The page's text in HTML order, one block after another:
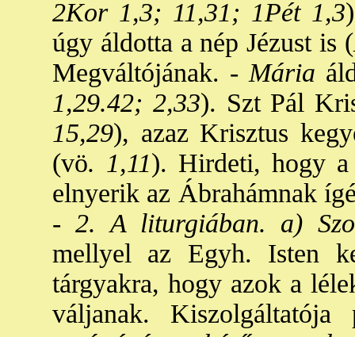
2Kor 1,3; 11,31; 1Pét 1,3
úgy áldotta a nép Jézust is (
Megváltójának. - Mária
1,29.42; 2,33). Szt Pál
15,29), azaz Krisztus
(vö. 1,11). Hirdeti, hogy a
elnyerik az Ábrahámnak
- 2. A liturgiában. a)
mellyel az Egyh. Isten
tárgyakra, hogy azok a
váljanak.